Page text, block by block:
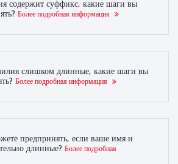
содержит суффикс, какие шаги вы
Более подробная информация
слишком длинные, какие шаги вы
Более подробная информация
предпринять, если ваше имя и
длинные? Более подробная